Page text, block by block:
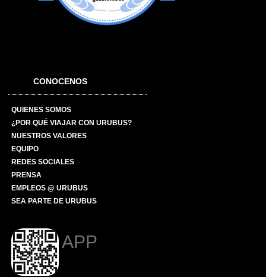
CONOCENOS
QUIENES SOMOS
¿POR QUÉ VIAJAR CON URUBUS?
NUESTROS VALORES
EQUIPO
REDES SOCIALES
PRENSA
EMPLEOS @ URUBUS
SEA PARTE DE URUBUS
APP